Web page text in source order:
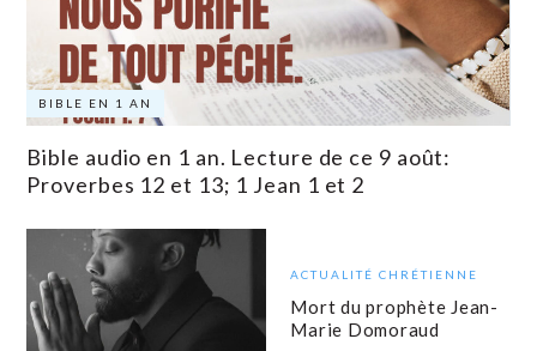
BIBLE EN 1 AN
Bible audio en 1 an. Lecture de ce 9 août:
Proverbes 12 et 13; 1 Jean 1 et 2
ACTUALITÉ CHRÉTIENNE
Mort du prophète Jean-
Marie Domoraud